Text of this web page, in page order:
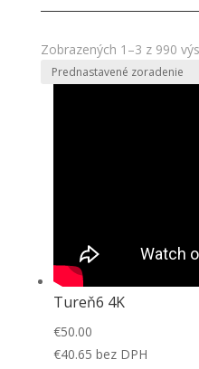
Zobrazených 1–3 z 990
Tureň6 4K
€50.00
€40.65 bez DPH